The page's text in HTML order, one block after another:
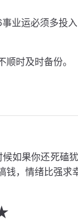
业运必须多投
时及时备份。
如果你还死磕
，情绪比强求